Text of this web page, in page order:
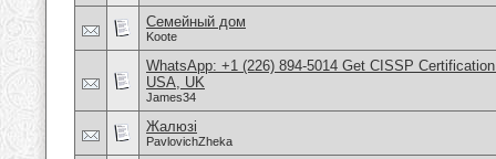
Семейный дом
Koote
WhatsApp: +1 (226) 894-5014​ Get CISSP
USA, UK
James34
Жалюзі
PavlovichZheka